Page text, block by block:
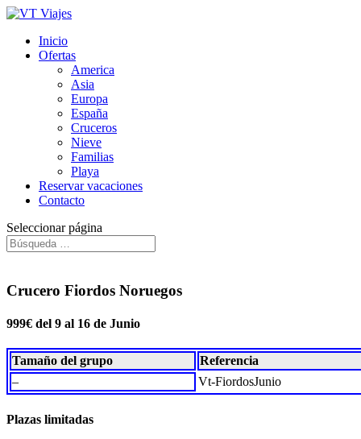
Inicio
Ofertas
America
Asia
Europa
España
Cruceros
Nieve
Familias
Playa
Reservar vacaciones
Contacto
Seleccionar página
Crucero Fiordos Noruegos
999€ del 9 al 16 de Junio
Tamaño del grupo
Referencia
–
Vt-FiordosJunio
Plazas limitadas